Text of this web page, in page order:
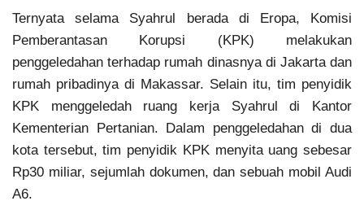
Ternyata selama Syahrul berada di Eropa, Komisi
Pemberantasan Korupsi (KPK) melakukan
penggeledahan terhadap rumah dinasnya di Jakarta dan
rumah pribadinya di Makassar. Selain itu, tim penyidik
KPK menggeledah ruang kerja Syahrul di Kantor
Kementerian Pertanian. Dalam penggeledahan di dua
kota tersebut, tim penyidik KPK menyita uang sebesar
Rp30 miliar, sejumlah dokumen, dan sebuah mobil Audi
A6.